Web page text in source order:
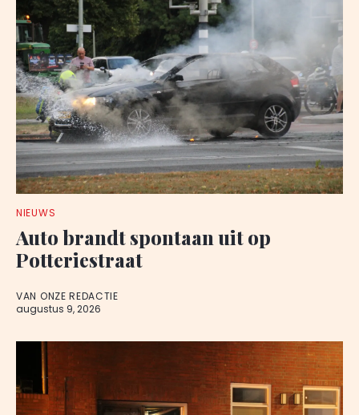
NIEUWS
Auto brandt spontaan uit op
Potteriestraat
VAN ONZE REDACTIE
augustus 9, 2026